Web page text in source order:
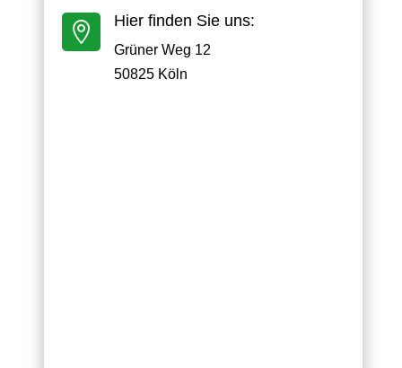
 Hier finden Sie uns:
Grüner Weg 12
50825 Köln